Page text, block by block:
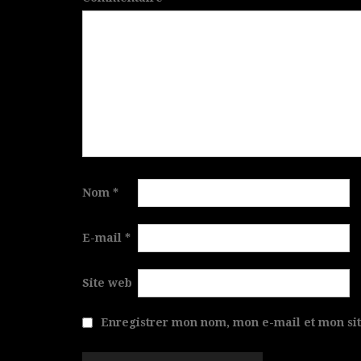
Nom *
E-mail *
Site web
Enregistrer mon nom, mon e-mail et mon